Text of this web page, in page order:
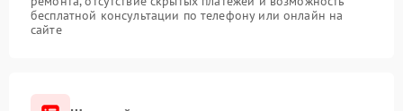
бесплатной консультации по телефону или онлайн на
сайте